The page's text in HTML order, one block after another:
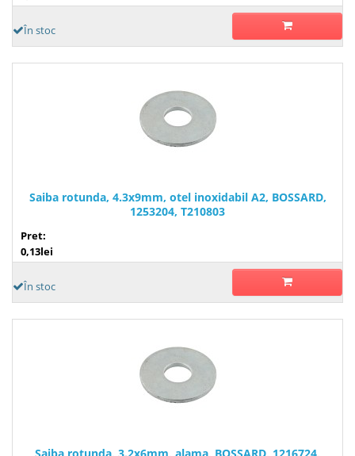
În stoc
Saiba rotunda, 4.3x9mm, otel inoxidabil A2, BOSSARD,
1253204, T210803
Pret:
0,13lei
În stoc
Saiba rotunda, 3.2x6mm, alama, BOSSARD, 1216724,